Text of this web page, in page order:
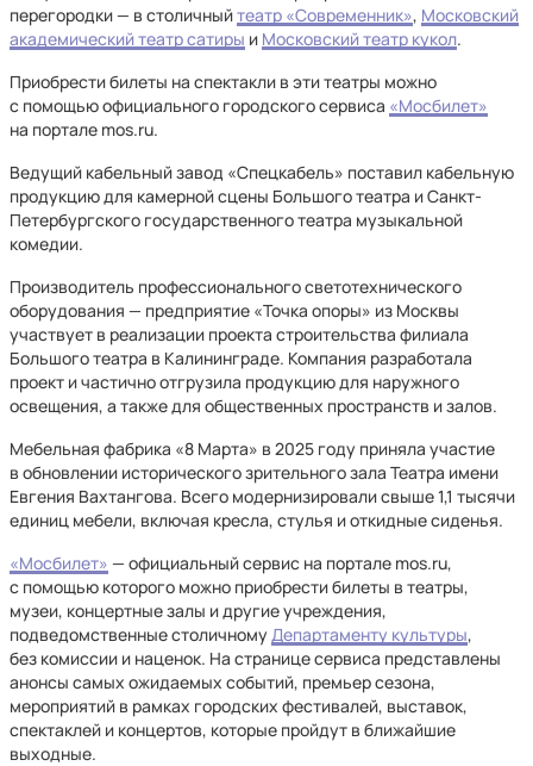
перегородки — в столичныйтеатр «Современник», Московский
академический театр сатиры и Московский театр кукол.
Приобрести билеты на спектакли в эти театры можно
с помощью официального городского сервиса «Мосбилет»
на портале mos.ru.
Ведущий кабельный завод «Спецкабель» поставил кабельную
продукцию для камерной сцены Большого театра и Санкт-
Петербургского государственного театра музыкальной
комедии.
Производитель профессионального светотехнического
оборудования — предприятие «Точка опоры» из Москвы
участвует в реализации проекта строительства филиала
Большого театра в Калининграде. Компания разработала
проект и частично отгрузила продукцию для наружного
освещения, а также для общественных пространств и залов.
Мебельная фабрика «8 Марта» в 2025 году приняла участие
в обновлении исторического зрительного зала Театра имени
Евгения Вахтангова. Всего модернизировали свыше 1,1 тысячи
единиц мебели, включая кресла, стулья и откидные сиденья.
«Мосбилет» — официальный сервис на портале mos.ru,
с помощью которого можно приобрести билеты в театры,
музеи, концертные залы и другие учреждения,
подведомственные столичномуДепартаменту культуры,
без комиссии и наценок. На странице сервиса представлены
анонсы самых ожидаемых событий, премьер сезона,
мероприятий в рамках городских фестивалей, выставок,
спектаклей и концертов, которые пройдут в ближайшие
выходные.